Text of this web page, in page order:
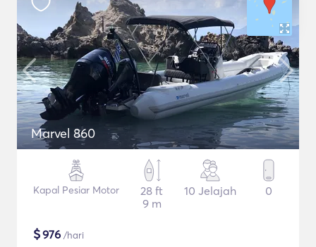
Marvel 860
Kapal Pesiar Motor
28 ft
9 m
10 Jelajah 0
$976 /hari